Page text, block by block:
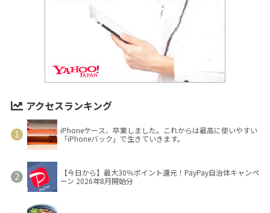
アクセスランキング
iPhoneケース、卒業しました。これからは最高に使いやすい
「iPhoneバック」で生きていきます。
【今日から】最大30％ポイント還元！PayPay自治体キャンペ
ーン 2026年8月開始分